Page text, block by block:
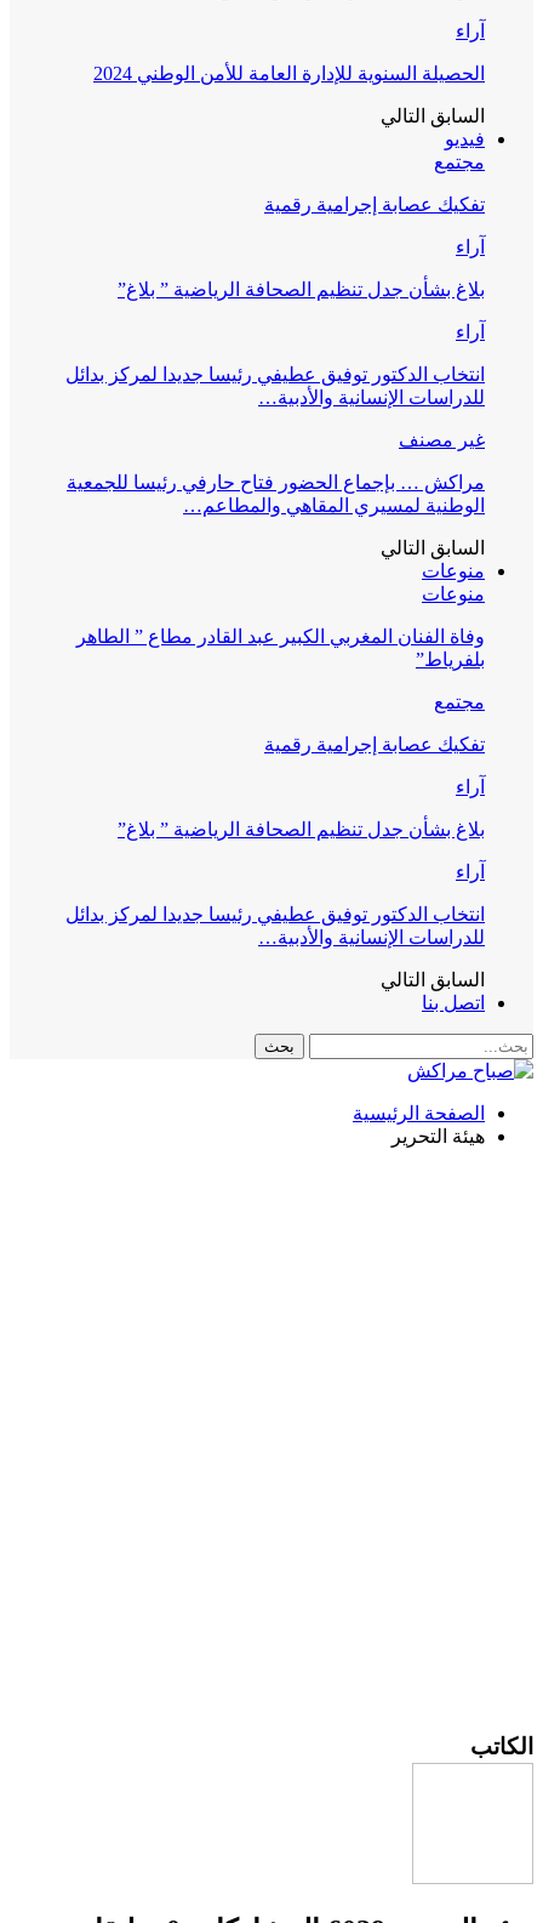
آراء
الحصيلة السنوية للإدارة العامة للأمن الوطني 2024
السابق التالي
فيديو
مجتمع
تفكيك عصابة إجرامية رقمية
آراء
بلاغ بشأن جدل تنظيم الصحافة الرياضية ” بلاغ”
آراء
انتخاب الدكتور توفيق عطيفي رئيسا جديدا لمركز بدائل
للدراسات الإنسانية والأدبية…
غير مصنف
مراكش … بإجماع الحضور فتاح حارفي رئيسا للجمعية
الوطنية لمسيري المقاهي والمطاعم…
السابق التالي
منوعات
منوعات
وفاة الفنان المغربي الكبير عبد القادر مطاع ” الطاهر
بلفرياط”
مجتمع
تفكيك عصابة إجرامية رقمية
آراء
بلاغ بشأن جدل تنظيم الصحافة الرياضية ” بلاغ”
آراء
انتخاب الدكتور توفيق عطيفي رئيسا جديدا لمركز بدائل
للدراسات الإنسانية والأدبية…
السابق التالي
اتصل بنا
الصفحة الرئيسية
هيئة التحرير
الكاتب